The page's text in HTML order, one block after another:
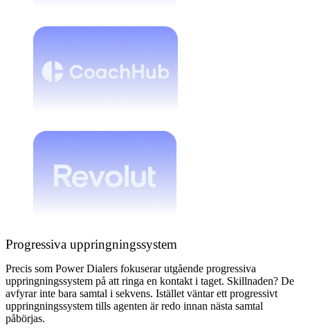
Progressiva uppringningssystem
Precis som Power Dialers fokuserar utgående progressiva
uppringningssystem på att ringa en kontakt i taget. Skillnaden? De
avfyrar inte bara samtal i sekvens. Istället väntar ett progressivt
uppringningssystem tills agenten är redo innan nästa samtal
påbörjas.